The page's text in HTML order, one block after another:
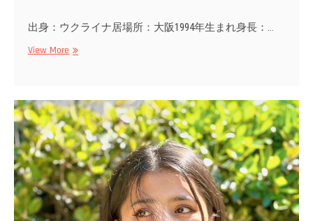
出身：ウクライナ居場所：大阪1994年生まれ身長：…
View More Anastasiia